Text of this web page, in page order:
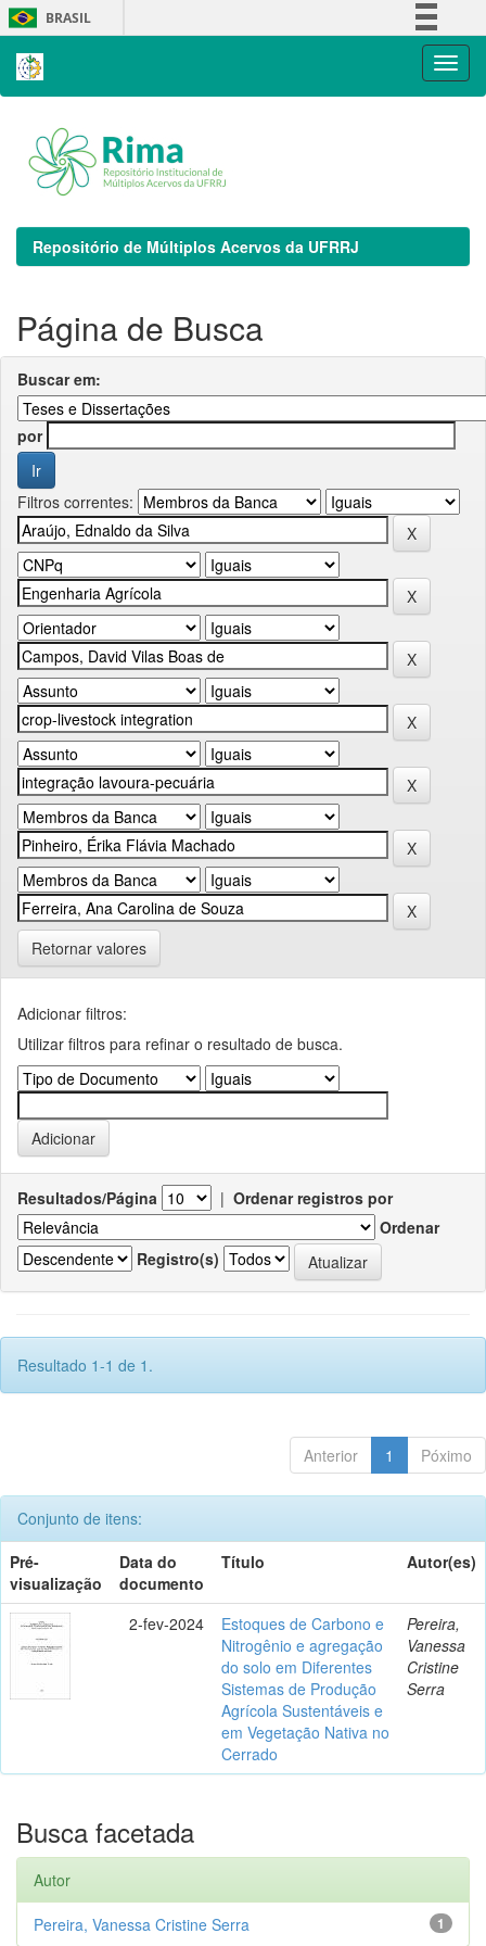
Skip
navigation
BRASIL
Repositório de Múltiplos Acervos da UFRRJ
Página de Busca
Buscar em:
por
Filtros correntes:
Retornar valores
Adicionar filtros:
Utilizar filtros para refinar o resultado de busca.
Resultados/Página | Ordenar registros por
Ordenar
Registro(s)
Resultado 1-1 de 1.
Anterior 1 Póximo
Conjunto de itens:
Pré-
visualização
Data do
documento
Título Autor(es)
2-fev-2024
Estoques de Carbono e
Nitrogênio e agregação
do solo em Diferentes
Sistemas de Produção
Agrícola Sustentáveis e
em Vegetação Nativa no
Cerrado
Pereira,
Vanessa
Cristine
Serra
Busca facetada
Autor
1
Pereira, Vanessa Cristine Serra